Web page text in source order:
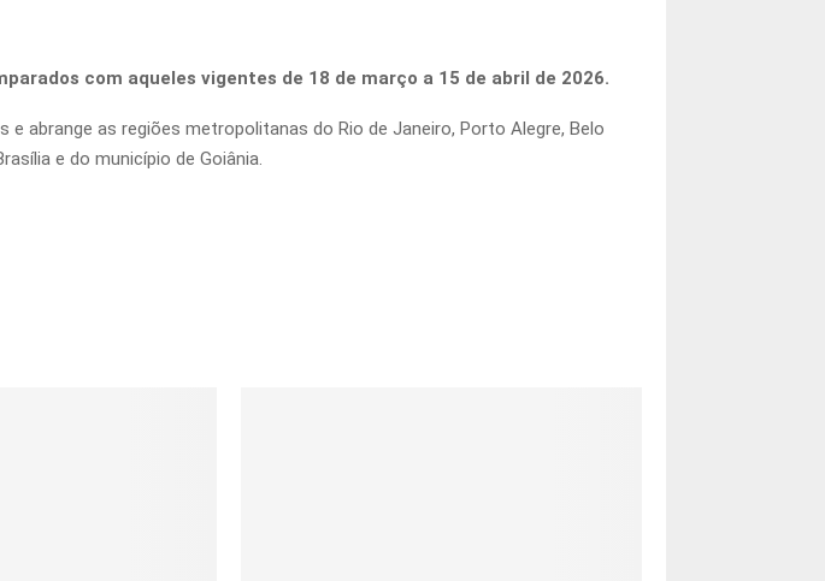
com aqueles vigentes de 18 de março a 15 de abril de 2026.
abrange as regiões metropolitanas do Rio de Janeiro, Porto Alegre, Belo
e do município de Goiânia.